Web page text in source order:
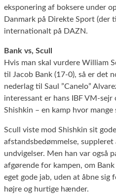
eksponering af boksere under
Danmark på Direkte Sport (der
internationalt på DAZN.
Bank vs, Scull
Hvis man skal vurdere William
til Jacob Bank (17-0), så er det
nederlag til Saul ”Canelo”
interessant er hans IBF VM-sejr
Shishkin – en kamp hvor mange
Scull viste mod Shishkin sit
afstandsbedømmelse,
undvigelser. Men han var også
afgørende for kampen, om
eget gode jab, uden at åbne sig
højre og hurtige hænder.